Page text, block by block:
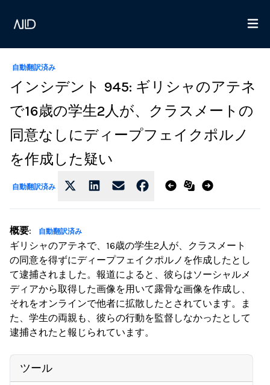
自動翻訳済み
インシデント 945: ギリシャのアテネ
で16歳の学生2人が、クラスメートの
同意なしにディープフェイクポルノ
を作成した疑い
自動翻訳済み
概要: 自動翻訳済み
ギリシャのアテネで、16歳の学生2人が、クラスメート
の同意を得ずにディープフェイクポルノを作成したとし
て逮捕されました。報道によると、彼らはソーシャルメ
ディアから取得した画像を用いて露骨な画像を作成し、
それをオンラインで他者に拡散したとされています。ま
た、学生の両親も、彼らの行動を監督しなかったとして
逮捕されたと報じられています。
ツール